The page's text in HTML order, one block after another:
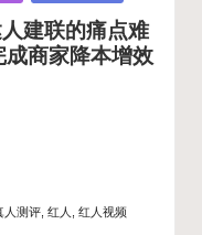
建联的痛点难
商家降本增效
人测评 ,红人 ,红人视频